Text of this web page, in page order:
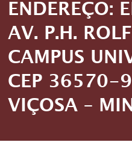
ENDEREÇO:
AV. P.H.
CAMPUS
CEP 36570-
VIÇOSA –